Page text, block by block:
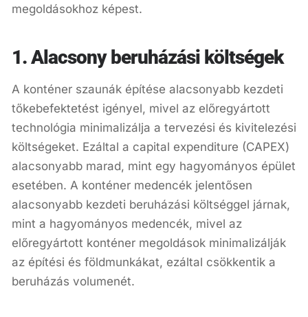
megoldásokhoz képest.
1. Alacsony beruházási költségek
A konténer szaunák építése alacsonyabb kezdeti
tőkebefektetést igényel, mivel az előregyártott
technológia minimalizálja a tervezési és kivitelezési
költségeket. Ezáltal a capital expenditure (CAPEX)
alacsonyabb marad, mint egy hagyományos épület
esetében. A konténer medencék jelentősen
alacsonyabb kezdeti beruházási költséggel járnak,
mint a hagyományos medencék, mivel az
előregyártott konténer megoldások minimalizálják
az építési és földmunkákat, ezáltal csökkentik a
beruházás volumenét.